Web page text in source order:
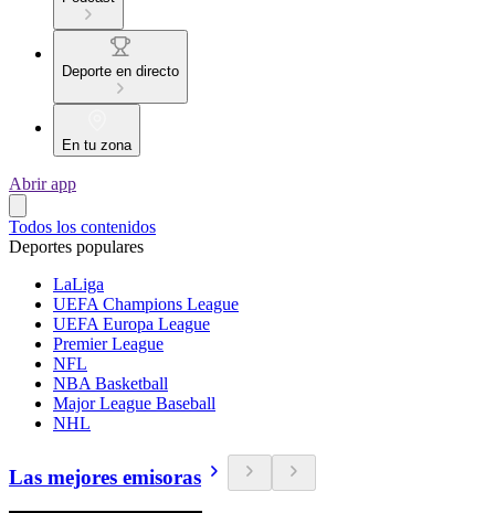
Deporte en directo
En tu zona
Abrir app
Todos los contenidos
Deportes populares
LaLiga
UEFA Champions League
UEFA Europa League
Premier League
NFL
NBA Basketball
Major League Baseball
NHL
Las mejores emisoras